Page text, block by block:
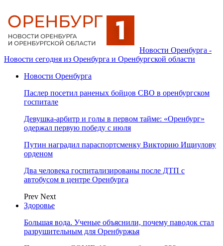
Новости Оренбурга -
Новости сегодня из Оренбурга и Оренбургской области
Новости Оренбурга
Паслер посетил раненых бойцов СВО в оренбургском
госпитале
Девушка-арбитр и голы в первом тайме: «Оренбург»
одержал первую победу с июля
Путин наградил параспортсменку Викторию Ищиулову
орденом
Два человека госпитализированы после ДТП с
автобусом в центре Оренбурга
Prev Next
Здоровье
Большая вода. Ученые объяснили, почему паводок стал
разрушительным для Оренбуржья